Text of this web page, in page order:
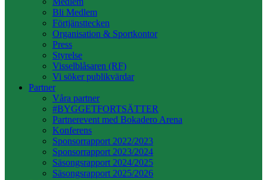
Bli Medlem
Förtjänsttecken
Organisation & Sportkontor
Press
Styrelse
Visselblåsaren (RF)
Vi söker publikvärdar
Partner
Våra partner
#BYGGETFORTSÄTTER
Partnerevent med Bokadero Arena
Konferens
Sponsorrapport 2022/2023
Sponsorrapport 2023/2024
Säsongsrapport 2024/2025
Säsongsrapport 2025/2026